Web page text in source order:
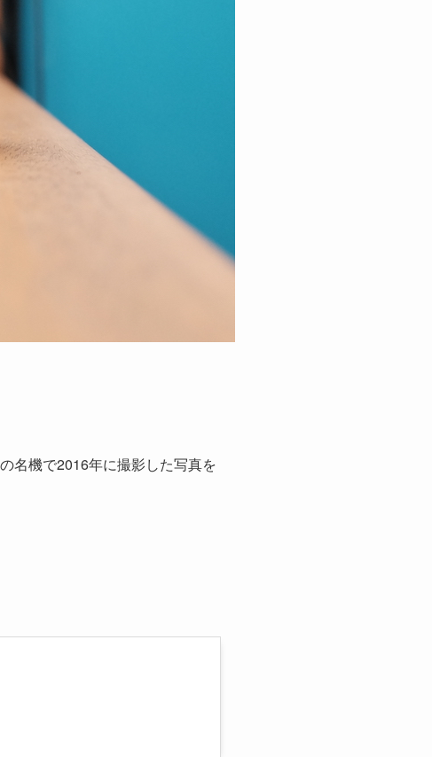
名機で2016年に撮影した写真を